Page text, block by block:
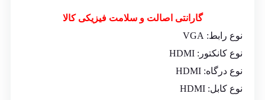
گارانتی اصالت و سلامت فیزیکی کالا
نوع رابط: VGA
نوع کانکتور: HDMI
نوع درگاه: HDMI
نوع کابل: HDMI